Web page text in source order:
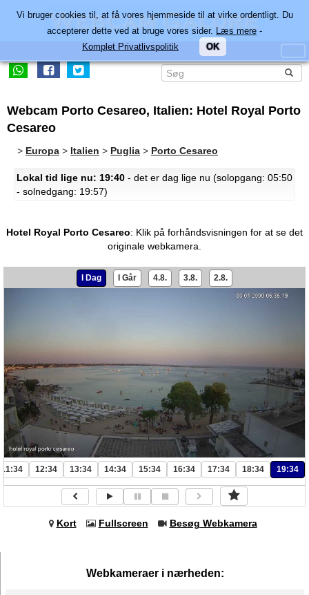
Webcam Porto Cesareo, Italien: Hotel Royal Porto
Cesareo
> Europa > Italien > Puglia > Porto Cesareo
Lokal tid lige nu: 19:40 - det er dag lige nu (solopgang: 05:50
- solnedgang: 19:57)
Hotel Royal Porto Cesareo: Klik på forhåndsvisningen for at se det
originale webkamera.
I Dag I Går 4.8. 3.8. 2.8.
11:34 12:34 13:34 14:34 15:34 16:34 17:34 18:34 19:34
Kort Fullscreen Besøg Webkamera
Webkameraer i nærheden:
Vi bruger cookies til, at få vores hjemmeside til at virke ordentligt. Du
accepterer dette ved at bruge vores sider. Læs mere -
Komplet Privatlivspolitik
OK